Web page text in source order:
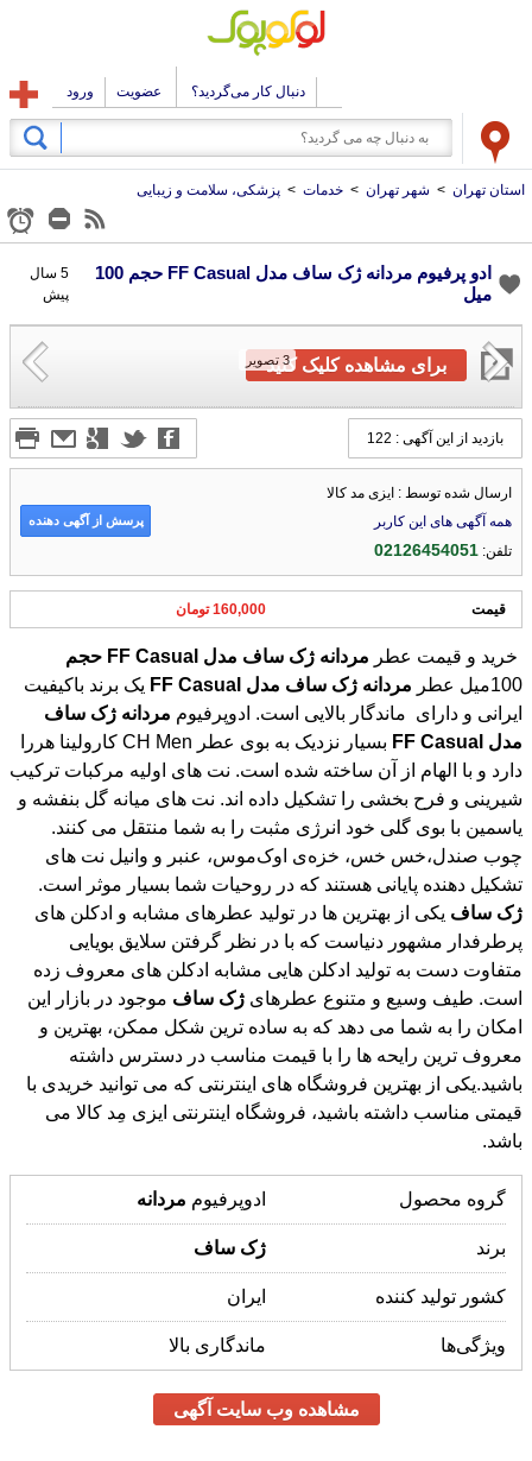
دنبال کار می‌گردید؟ عضویت ورود
استان تهران > شهر تهران > خدمات > پزشکی، سلامت و زیبایی
ادو پرفیوم مردانه ژک ساف مدل FF Casual حجم 100
میل
5 سال
پیش
3 تصویربرای مشاهده کلیک کنید
بازدید از این آگهی : 122
ارسال شده توسط : ایزی مد کالا
همه آگهی های این کاربر
تلفن:02126454051
پرسش از آگهی دهنده
قیمت 160,000 تومان
خرید و قیمت عطر مردانه ژک ساف مدل FF Casual
حجم
100میل عطر
مردانه ژک ساف مدل FF Casual
یک برند باکیفیت
ایرانی و دارای ماندگار بالایی است. ادوپرفیوم مردانه ژک ساف
مدل
FF Casual بسیار نزدیک به بوی عطر CH Men کارولینا هررا
دارد و با الهام از آن ساخته شده است. نت های اولیه مرکبات ترکیب
شیرینی و فرح بخشی را تشکیل داده اند. نت های میانه گل بنفشه و
یاسمین با بوی گلی خود انرژی مثبت را به شما منتقل می کنند.
چوب صندل،خس خس، خزه‌ی اوک‌موس، عنبر و وانیل نت های
تشکیل دهنده پایانی هستند که در روحیات شما بسیار موثر است.
ژک ساف یکی از بهترین ها در تولید عطرهای مشابه و ادکلن های
پرطرفدار مشهور دنیاست که با در نظر گرفتن سلایق بویایی
متفاوت دست به تولید ادکلن هایی مشابه ادکلن های معروف زده
است. طیف وسیع و متنوع عطرهای ژک ساف موجود در بازار این
امکان را به شما می دهد که به ساده ترین شکل ممکن، بهترین و
معروف ترین رایحه ها را با قیمت مناسب در دسترس داشته
باشید.یکی از بهترین فروشگاه های اینترنتی که می توانید خریدی با
قیمتی مناسب داشته باشید، فروشگاه اینترنتی ایزی مِد کالا می
باشد.
گروه محصول ادوپرفیوم مردانه
برند ژک ساف
کشور تولید کننده ایران
ویژگی‌ها ماندگاری بالا
مشاهده وب سایت آگهی